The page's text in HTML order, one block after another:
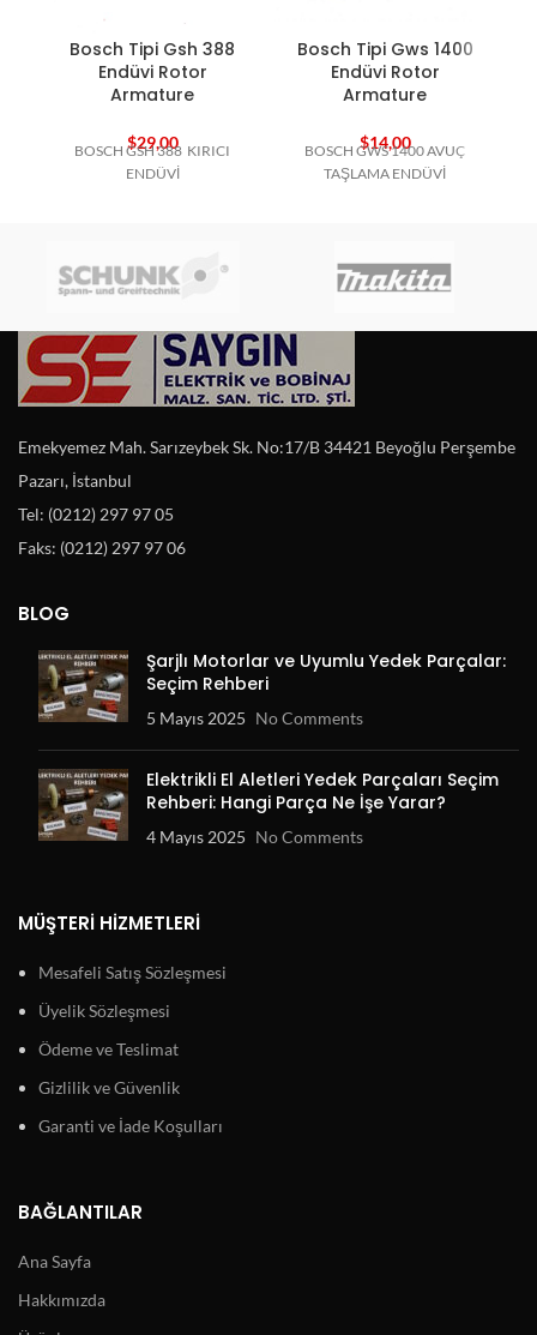
Bosch Tipi Gsh 388
Endüvi Rotor
Armature
$29,00
BOSCH GSH 388 KIRICI
ENDÜVİ
Bosch Tipi Gws 1400
Endüvi Rotor
Armature
$14,00
BOSCH GWS 1400 AVUÇ
TAŞLAMA ENDÜVİ
Emekyemez Mah. Sarızeybek Sk. No:17/B 34421 Beyoğlu Perşembe
Pazarı, İstanbul
Tel: (0212) 297 97 05
Faks: (0212) 297 97 06
BLOG
Şarjlı Motorlar ve Uyumlu Yedek Parçalar:
Seçim Rehberi
5 Mayıs 2025 No Comments
Elektrikli El Aletleri Yedek Parçaları Seçim
Rehberi: Hangi Parça Ne İşe Yarar?
4 Mayıs 2025 No Comments
MÜŞTERI HIZMETLERI
Mesafeli Satış Sözleşmesi
Üyelik Sözleşmesi
Ödeme ve Teslimat
Gizlilik ve Güvenlik
Garanti ve İade Koşulları
BAĞLANTILAR
Ana Sayfa
Hakkımızda